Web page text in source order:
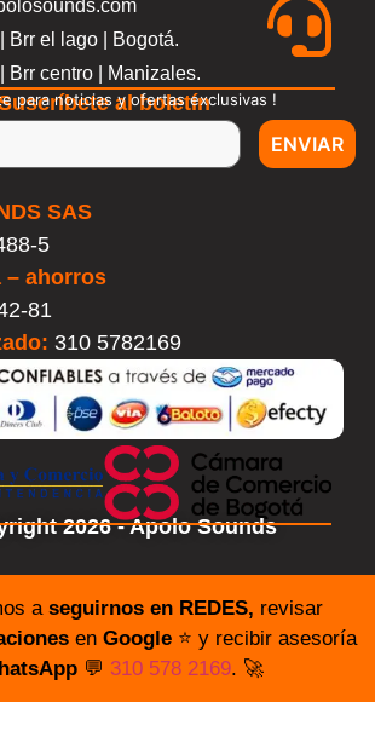
Brr el lago | Bogotá.
Brr centro | Manizales.
al boletín
para noticias y ofertas exclusivas !
ENVIAR
SAS
5
– ahorros
81
310 5782169
2026 - Apolo Sounds
a seguirnos en REDES, revisar
en Google⭐️ y recibir asesoría
💬 310 578 2169. 🚀